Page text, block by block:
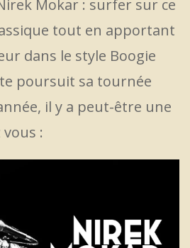
Mokar : surfer sur ce
tout en apportant
dans le style Boogie
poursuit sa tournée
il y a peut-être une
: